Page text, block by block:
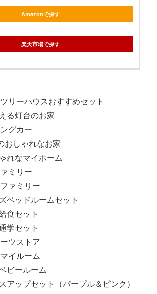
Amazonで探す
楽天市場で探す
リーハウスおすすめセット
る灯台のお家
グカー
おしゃれなお家
れなマイホーム
ミリー
ァミリー
ベッドルームセット
食セット
学セット
ツストア
イルーム
ビールーム
アップセット（パープル＆ピンク）